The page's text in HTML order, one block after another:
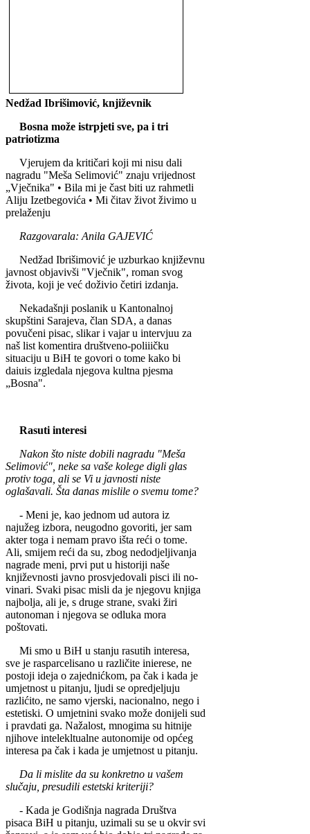
Nedžad Ibrišimović, književnik
Bosna može istrpjeti sve, pa i tri
patriotizma
Vjerujem da kritičari koji mi nisu dali
nagradu "Meša Selimović" znaju vrijednost
„Vječnika" • Bila mi je čast biti uz rahmetli
Aliju Izetbegovića • Mi čitav život živimo u
prelaženju
Razgovarala: Anila GAJEVIĆ
Nedžad Ibrišimović je uzburkao kn­jiževnu
javnost objavivši "Vječnik", roman svog
života, koji je već doživio četiri izdanja.
Nekadašnji poslanik u Kantonalnoj
skupštini Sarajeva, član SDA, a da­nas
povučeni pisac, slikar i vajar u intervjuu za
naš list komentira društveno-poliiičku
situaciju u BiH te govori o tome kako bi
daiuis izgledala njegova kultna pjesma
„Bosna".
Rasuti interesi
Nakon što niste dobili nagradu "Meša
Selimović", neke sa vaše kolege digli glas
protiv toga, ali se Vi u javnosti niste
oglašavali. Šta danas mislile o svemu tome?
- Meni je, kao jednom ud autora iz
najužeg izbo­ra, neugodno govoriti, jer sam
akter toga i nemam pravo išta reći o tome.
Ali, smijem reći da su, zbog nedodjeljivanja
nagrade meni, prvi put u historiji naše
književnosti javno prosvjedovali pisci ili no­
vinari. Svaki pisac misli da je njegovu knjiga
na­jbolja, ali je, s druge stra­ne, svaki žiri
autonoman i njegova se odluka mora
poštovati.
Mi smo u BiH u stanju rasutih interesa,
sve je rasparcelisano u različite inierese, ne
postoji ideja o zajednićkom, pa čak i ka­da je
umjetnost u pitanju, ljudi se opredjeljuju
razlićito, ne samo vjerski, nacionalno, nego i
estetiski. O umjetnini svako može donijeli sud
i pravdati ga. Nažalost, mnogi­ma su hitnije
njihove intelekltualne autonomije od općeg
interesa pa čak i kada je umjetnost u pita­nju.
Da li mislite da su konkretno u vašem
sluč­aju, presudili estetski kr­iteriji?
- Kada je Godišnja na­grada Društva
pisaca BiH u pitanju, uzimali su se u okvir svi